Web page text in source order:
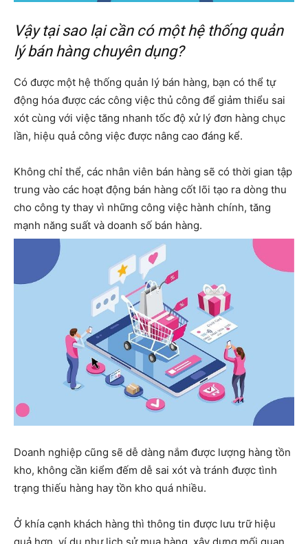
Vậy tại sao lại cần có một hệ thống quản
lý bán hàng chuyên dụng?
Có được một hệ thống quản lý bán hàng, bạn có thể tự
động hóa được các công việc thủ công để giảm thiểu sai
xót cùng với việc tăng nhanh tốc độ xử lý đơn hàng chục
lần, hiệu quả công việc được nâng cao đáng kể.
Không chỉ thể, các nhân viên bán hàng sẽ có thời gian tập
trung vào các hoạt động bán hàng cốt lõi tạo ra dòng thu
cho công ty thay vì những công việc hành chính, tăng
mạnh năng suất và doanh số bán hàng.
Doanh nghiệp cũng sẽ dễ dàng nắm được lượng hàng tồn
kho, không cần kiểm đếm dễ sai xót và tránh được tình
trạng thiếu hàng hay tồn kho quá nhiều.
Ở khía cạnh khách hàng thì thông tin được lưu trữ hiệu